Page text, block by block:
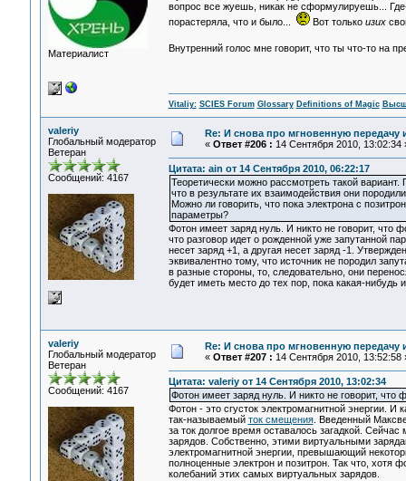
Материалист
вопрос все жуешь, никак не сформулируешь...
порастеряла, что и было...
Вот только изих
Внутренний голос мне говорит, что ты что-то на
Vitaliy: SCIES Forum Glossary Definitions of Magic
valeriy
Глобальный модератор
Ветеран
Сообщений: 4167
Re: И снова про мгновенную
« Ответ #206 : 14 Сентября 2010, 13:02:34
Цитата: ain от 14 Сентября 2010, 06:22:17
Теоретически можно рассмотреть такой
что в результате их взаимодействия они
Можно ли говорить, что пока электрона с
параметры?
Фотон имеет заряд нуль. И никто не говорит,
что разговор идет о рожденной уже запутанной
несет заряд +1, а другая несет заряд -1.
эквивалентно тому, что источник не породил
в разные стороны, то, следовательно, они
будет иметь место до тех пор, пока какая-нибудь
valeriy
Глобальный модератор
Ветеран
Сообщений: 4167
Re: И снова про мгновенную
« Ответ #207 : 14 Сентября 2010, 13:52:58
Цитата: valeriy от 14 Сентября 2010, 13:02:34
Фотон имеет заряд нуль. И никто не говорит,
Фотон - это сгусток электромагнитной энергии.
так-называемый ток смещения. Введенный
за ток долгое время оставалось загадкой.
зарядов. Собственно, этими виртуальными
электромагнитной энергии, превышающий
полноценные электрон и позитрон. Так что, хотя
колебаний этих самых виртуальных зарядов.